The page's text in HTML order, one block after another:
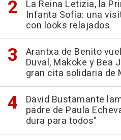
La Reina Letizia, la
Infanta Sofía: una
con looks relajados
Arantxa de Benito
Duval, Makoke y Bea
gran cita solidaria de
David Bustamante
padre de Paula
dura para todos"